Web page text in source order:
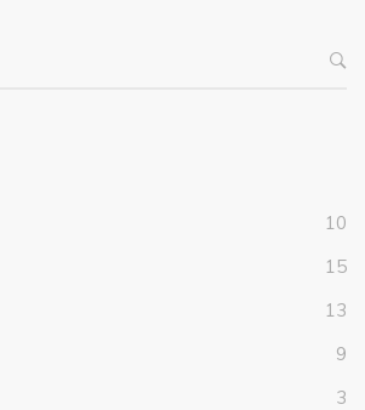
10
15
13
9
3